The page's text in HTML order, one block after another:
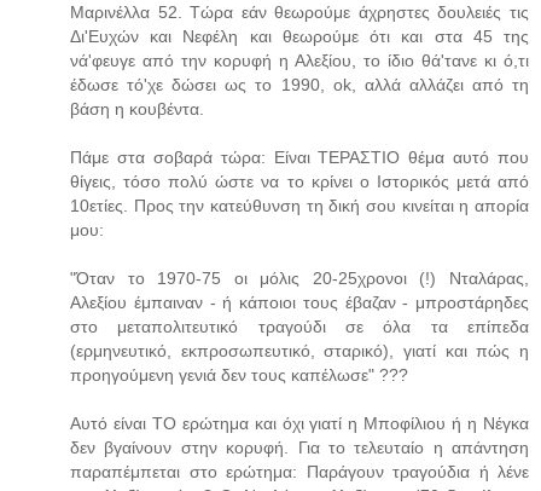
Μαρινέλλα 52. Τώρα εάν θεωρούμε άχρηστες δουλειές τις
Δι'Ευχών και Νεφέλη και θεωρούμε ότι και στα 45 της
νά'φευγε από την κορυφή η Αλεξίου, το ίδιο θά'τανε κι ό,τι
έδωσε τό'χε δώσει ως το 1990, ok, αλλά αλλάζει από τη
βάση η κουβέντα.
Πάμε στα σοβαρά τώρα: Είναι ΤΕΡΑΣΤΙΟ θέμα αυτό που
θίγεις, τόσο πολύ ώστε να το κρίνει ο Ιστορικός μετά από
10ετίες. Προς την κατεύθυνση τη δική σου κινείται η απορία
μου:
"Όταν το 1970-75 οι μόλις 20-25χρονοι (!) Νταλάρας,
Αλεξίου έμπαιναν - ή κάποιοι τους έβαζαν - μπροστάρηδες
στο μεταπολιτευτικό τραγούδι σε όλα τα επίπεδα
(ερμηνευτικό, εκπροσωπευτικό, σταρικό), γιατί και πώς η
προηγούμενη γενιά δεν τους καπέλωσε" ???
Αυτό είναι ΤΟ ερώτημα και όχι γιατί η Μποφίλιου ή η Νέγκα
δεν βγαίνουν στην κορυφή. Για το τελευταίο η απάντηση
παραπέμπεται στο ερώτημα: Παράγουν τραγούδια ή λένε